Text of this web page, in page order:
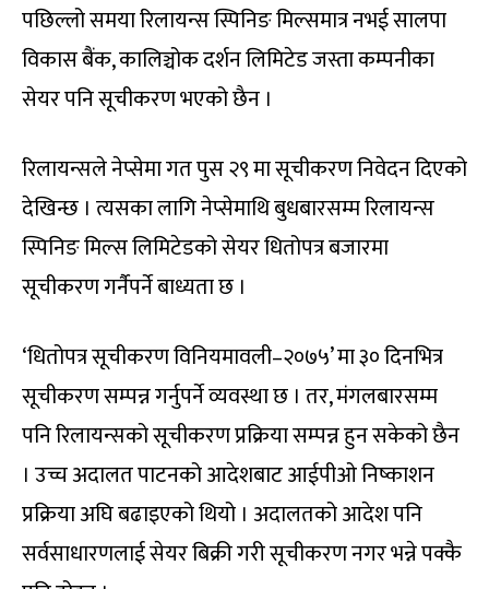
पछिल्लो समया रिलायन्स स्पिनिङ मिल्समात्र नभई सालपा
विकास बैंक, कालिञ्चोक दर्शन लिमिटेड जस्ता कम्पनीका
सेयर पनि सूचीकरण भएको छैन ।
रिलायन्सले नेप्सेमा गत पुस २९ मा सूचीकरण निवेदन दिएको
देखिन्छ । त्यसका लागि नेप्सेमाथि बुधबारसम्म रिलायन्स
स्पिनिङ मिल्स लिमिटेडको सेयर धितोपत्र बजारमा
सूचीकरण गर्नैपर्ने बाध्यता छ ।
‘धितोपत्र सूचीकरण विनियमावली–२०७५’ मा ३० दिनभित्र
सूचीकरण सम्पन्न गर्नुपर्ने व्यवस्था छ । तर, मंगलबारसम्म
पनि रिलायन्सको सूचीकरण प्रक्रिया सम्पन्न हुन सकेको छैन
। उच्च अदालत पाटनको आदेशबाट आईपीओ निष्काशन
प्रक्रिया अघि बढाइएको थियो । अदालतको आदेश पनि
सर्वसाधारणलाई सेयर बिक्री गरी सूचीकरण नगर भन्ने पक्कै